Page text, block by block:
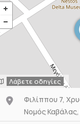
Λάβετε οδηγίες
Φιλίππου 7,
Νομός